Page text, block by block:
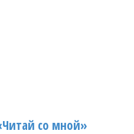
со мной»